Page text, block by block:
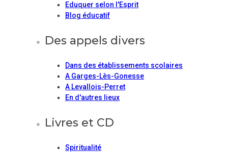
Eduquer selon l'Esprit
Blog éducatif
Des appels divers
Dans des établissements scolaires
A Garges-Lès-Gonesse
A Levallois-Perret
En d'autres lieux
Livres et CD
Spiritualité